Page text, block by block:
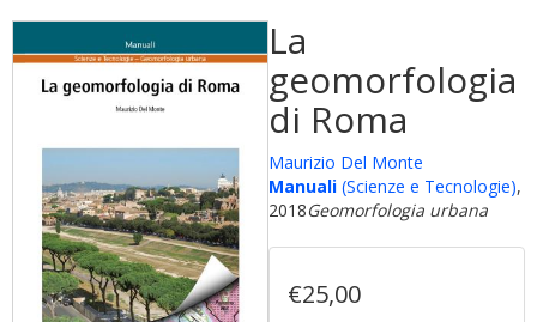
La
geomorfologia
di Roma
Maurizio Del Monte
Manuali (Scienze e Tecnologie),
2018Geomorfologia urbana
€25,00